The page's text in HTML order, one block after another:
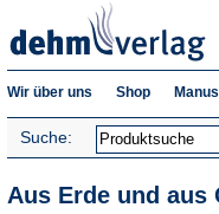
Wir über uns Shop
Suche:
Aus Erde und aus